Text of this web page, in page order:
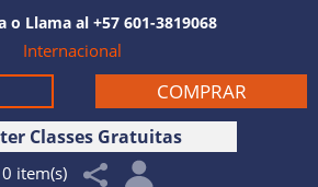
o Llama al +57 601-3819068
Internacional
Classes Gratuitas
0 item(s)
COMPRAR